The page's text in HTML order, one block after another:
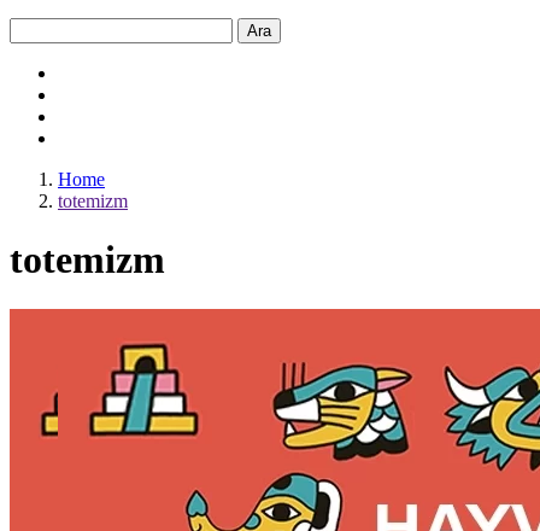
Ara
Home
totemizm
totemizm